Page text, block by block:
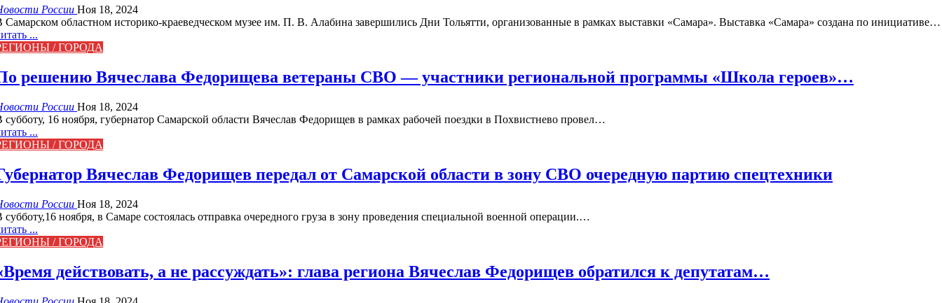
России Ноя 18, 2024
Самарском областном историко-краеведческом музее им. П. В. Алабина завершились Дни Тольятти, организованные в рамках выставки «Самара». Выставка «Самара» создана по инициативе…
...
/ ГОРОДА
решению Вячеслава Федорищева ветераны СВО — участники региональной программы «Школа героев»…
России Ноя 18, 2024
субботу, 16 ноября, губернатор Самарской области Вячеслав Федорищев в рамках рабочей поездки в Похвистнево провел…
...
/ ГОРОДА
Вячеслав Федорищев передал от Самарской области в зону СВО очередную партию спецтехники
России Ноя 18, 2024
субботу,16 ноября, в Самаре состоялась отправка очередного груза в зону проведения специальной военной операции.…
...
/ ГОРОДА
действовать, а не рассуждать»: глава региона Вячеслав Федорищев обратился к депутатам…